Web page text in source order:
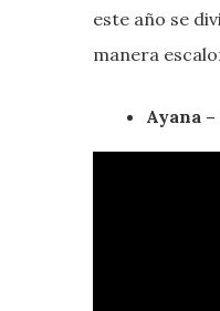
este año se
manera
Ayana –